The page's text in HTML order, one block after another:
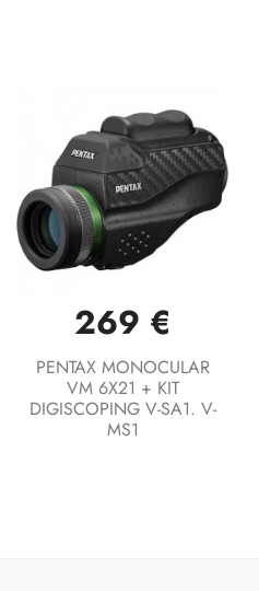
269 €
PENTAX MONOCULAR
VM 6X21 + KIT
DIGISCOPING V-SA1. V-
MS1